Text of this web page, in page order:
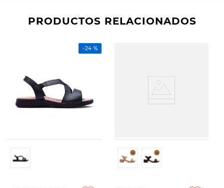
PRODUCTOS RELACIONADOS
-24 %